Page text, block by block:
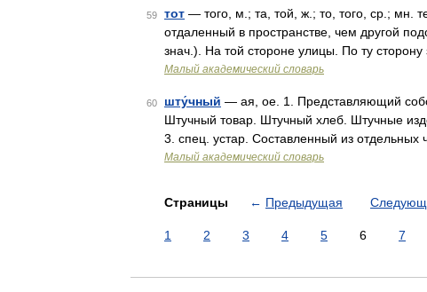
59 тот — того, м.; та, той, ж.; то, того, ср.; мн.
отдаленный в пространстве, чем другой
знач.). На той стороне улицы. По ту сторону
Малый академический словарь
60 шту́чный — ая, ое. 1. Представляющий
Штучный товар. Штучный хлеб. Штучные
3. спец. устар. Составленный из
Малый академический словарь
Страницы ← Предыдущая
1 2 3 4 5 6 7